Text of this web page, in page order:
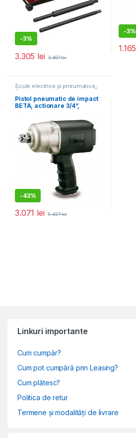
-3%
3.305 lei 3.407lei
-3%
1.165
Scule electrice și pneumatice,
Scule pneumatice speciale
Pistol pneumatic de impact
BETA, actionare 3/4”,
-43%
3.071 lei 5.427lei
Linkuri importante
Cum cumpăr?
Cum pot cumpără prin Leasing?
Cum plătesc?
Politica de retur
Termene și modalități de livrare